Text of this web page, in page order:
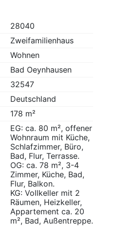
28040
Zweifamilienhaus
Wohnen
Bad Oeynhausen
32547
Deutschland
178 m²
EG: ca. 80 m², offener
Wohnraum mit Küche,
Schlafzimmer, Büro,
Bad, Flur, Terrasse.
OG: ca. 78 m², 3-4
Zimmer, Küche, Bad,
Flur, Balkon.
KG: Vollkeller mit 2
Räumen, Heizkeller,
Appartement ca. 20
m², Bad, Außentreppe.